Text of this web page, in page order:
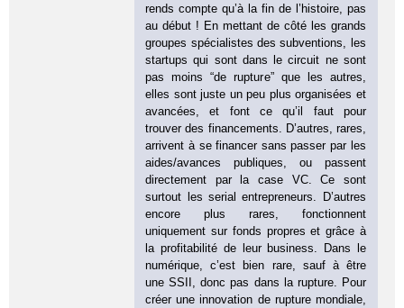
rends compte qu’à la fin de l’histoire, pas
au début ! En mettant de côté les grands
groupes spécialistes des subventions, les
startups qui sont dans le circuit ne sont
pas moins “de rupture” que les autres,
elles sont juste un peu plus organisées et
avancées, et font ce qu’il faut pour
trouver des financements. D’autres, rares,
arrivent à se financer sans passer par les
aides/avances publiques, ou passent
directement par la case VC. Ce sont
surtout les serial entrepreneurs. D’autres
encore plus rares, fonctionnent
uniquement sur fonds propres et grâce à
la profitabilité de leur business. Dans le
numérique, c’est bien rare, sauf à être
une SSII, donc pas dans la rupture. Pour
créer une innovation de rupture mondiale,